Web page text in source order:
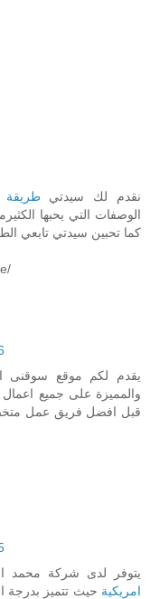
نقدم لك سيدتي
الوصفات التي يحبها
كما تحبين سيدتي تابعي
يقدم لكم موقع سوقنى
والمميزة على جميع اعمال
قبل افضل فريق عمل
يتوفر لدى شركة محمد
امريكية حيث تتميز بدرجة